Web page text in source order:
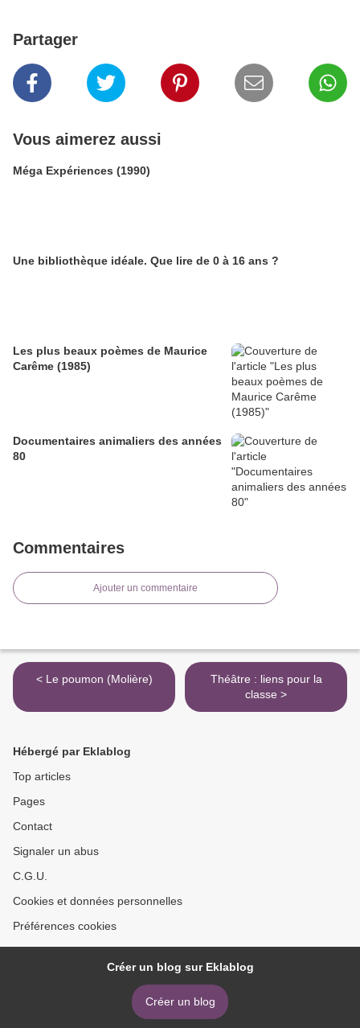
Partager
Vous aimerez aussi
Méga Expériences (1990)
Une bibliothèque idéale. Que lire de 0 à 16 ans ?
Les plus beaux poèmes de Maurice
Carême (1985)
Documentaires animaliers des années
80
Commentaires
Ajouter un commentaire
< Le poumon (Molière)
Théâtre : liens pour la
classe >
Hébergé par Eklablog
Top articles
Pages
Contact
Signaler un abus
C.G.U.
Cookies et données personnelles
Préférences cookies
Créer un blog sur Eklablog
Créer un blog